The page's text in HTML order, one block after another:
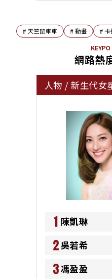
#天竺鼠車車 #動畫 #卡
網路熱
人物 /新生代女
1 陳凱琳
2吳若希
3馮盈盈